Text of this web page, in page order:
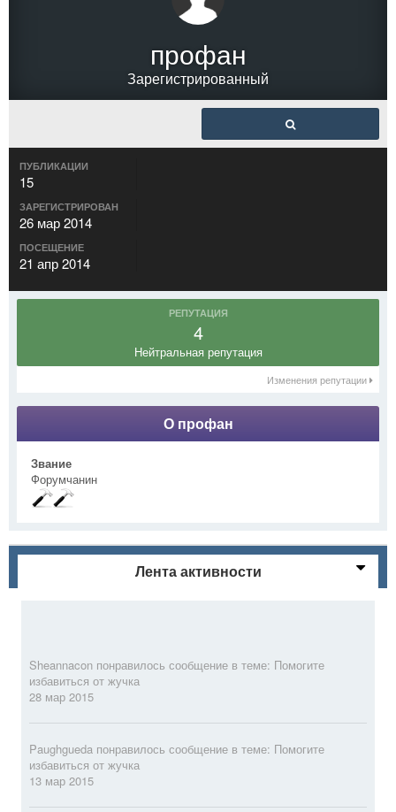
профан
Зарегистрированный
ПУБЛИКАЦИИ
15
ЗАРЕГИСТРИРОВАН
26 мар 2014
ПОСЕЩЕНИЕ
21 апр 2014
РЕПУТАЦИЯ
4
Нейтральная репутация
Изменения репутации
О профан
Звание
Форумчанин
Лента активности
Sheannacon понравилось сообщение в теме: Помогите
избавиться от жучка
28 мар 2015
Paughgueda понравилось сообщение в теме: Помогите
избавиться от жучка
13 мар 2015